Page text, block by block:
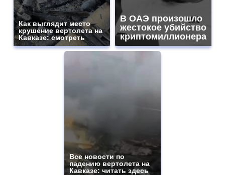
Как выглядит место
крушение вертолета на
Кавказе: смотреть
В ОАЭ произошло
жестокое убийство
криптомиллионера
Все новости по
падению вертолета на
Кавказе: читать здесь